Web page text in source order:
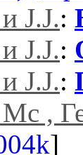
J.J.:
J.J.:
J.J.:
,
]